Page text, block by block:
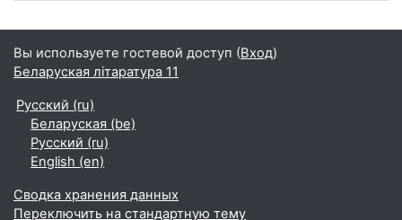
Вы используете гостевой доступ (Вход)
Беларуская літаратура 11
Русский ‎(ru)‎
Беларуская ‎(be)‎
Русский ‎(ru)‎
English ‎(en)‎
Сводка хранения данных
Переключить на стандартную тему